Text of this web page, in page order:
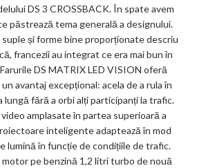
DS 3 CROSSBACK. În spate avem
păstrează tema generală a designului.
și forme bine proporționate descriu
francezii au integrat ce era mai bun în
DS MATRIX LED VISION oferă
avantaj excepțional: acela de a rula în
lungă fără a orbi alți participanți la trafic.
amplasate în partea superioară a
inteligente adaptează în mod
lumină în funcție de condițiile de trafic.
pe benzină 1,2 litri turbo de nouă